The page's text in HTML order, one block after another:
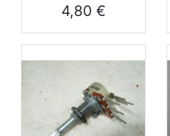
Prix
4,80 €